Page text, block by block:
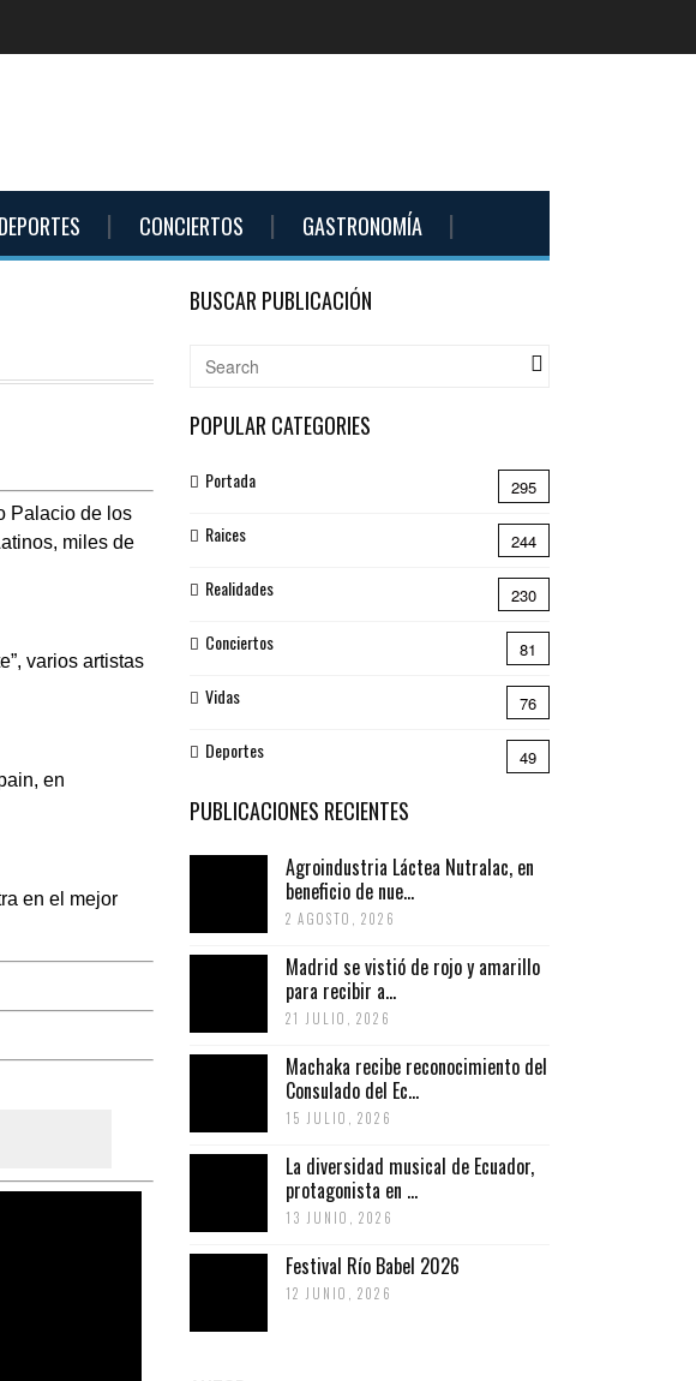
DEPORTES CONCIERTOS GASTRONOMÍA
Palacio de los
miles de
varios artistas
en
en el mejor
BUSCAR PUBLICACIÓN
POPULAR CATEGORIES
Portada 295
Raices 244
Realidades 230
Conciertos 81
Vidas 76
Deportes 49
PUBLICACIONES RECIENTES
Agroindustria Láctea Nutralac, en
beneficio de nue...
2 AGOSTO, 2026
Madrid se vistió de rojo y amarillo
para recibir a...
21 JULIO, 2026
Machaka recibe reconocimiento del
Consulado del Ec...
15 JULIO, 2026
La diversidad musical de Ecuador,
protagonista en ...
13 JUNIO, 2026
Festival Río Babel 2026
12 JUNIO, 2026